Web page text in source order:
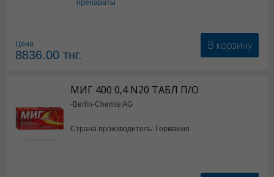
препараты
Цена
8836.00 тнг.
В корзину
МИГ 400 0,4 N20 ТАБЛ П/О
-Berlin-Chemie AG
Страна производитель: Германия